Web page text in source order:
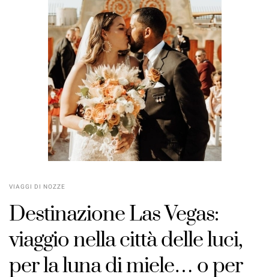
VIAGGI DI NOZZE
Destinazione Las Vegas:
viaggio nella città delle luci,
per la luna di miele… o per